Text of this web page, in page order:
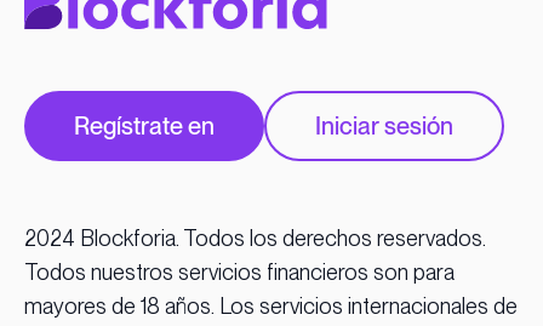
Regístrate en Iniciar sesión
2024 Blockforia. Todos los derechos reservados.
Todos nuestros servicios financieros son para
mayores de 18 años. Los servicios internacionales de